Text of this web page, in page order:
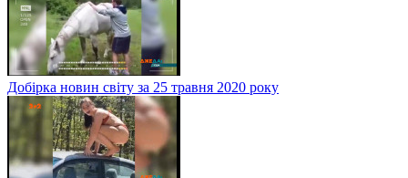
Добірка новин світу за 25 травня 2020 року